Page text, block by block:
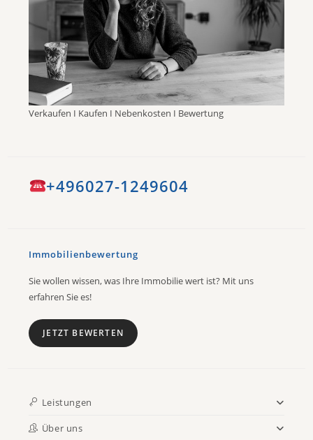
Verkaufen I Kaufen I Nebenkosten I Bewertung
+496027-1249604
Immobilienbewertung
Sie wollen wissen, was Ihre Immobilie wert ist? Mit uns
erfahren Sie es!
JETZT BEWERTEN
Leistungen
Über uns